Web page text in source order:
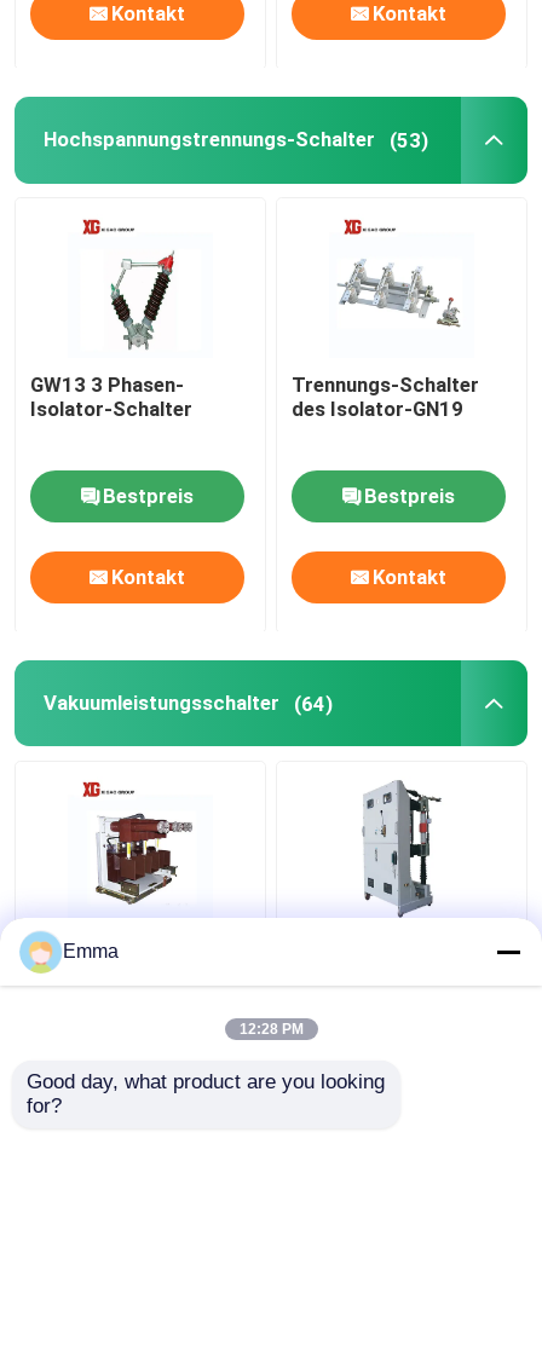
Kontakt Kontakt
Hochspannungstrennungs-Schalter (53)
GW13 3 Phasen-
Isolator-Schalter
Bestpreis
Kontakt
Trennungs-Schalter
des Isolator-GN19
Bestpreis
Kontakt
Vakuumleistungsschalter (64)
Hochspannungsvakuumleistungsschalter
Emma
12:28 PM
Good day, what product are you looking
for?